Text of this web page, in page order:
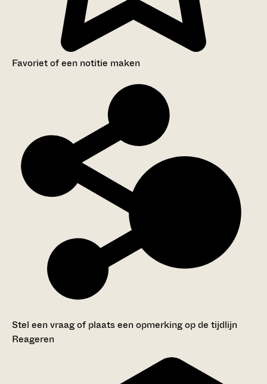
Favoriet of een notitie maken
Stel een vraag of plaats een opmerking op de tijdlijn
Reageren